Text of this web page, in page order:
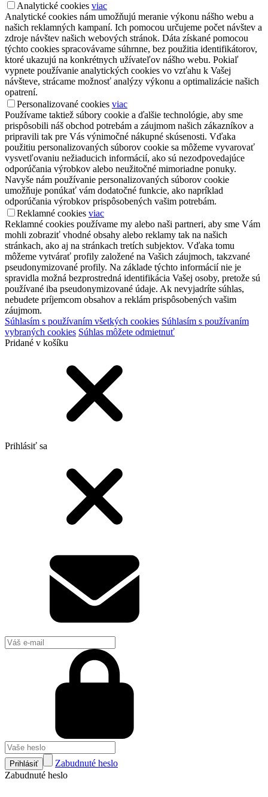
Analytické cookies viac
Analytické cookies nám umožňujú meranie výkonu nášho webu a
našich reklamných kampaní. Ich pomocou určujeme počet návštev a
zdroje návštev našich webových stránok. Dáta získané pomocou
týchto cookies spracovávame súhrnne, bez použitia identifikátorov,
ktoré ukazujú na konkrétnych užívateľov nášho webu. Pokiaľ
vypnete používanie analytických cookies vo vzťahu k Vašej
návšteve, strácame možnosť analýzy výkonu a optimalizácie našich
opatrení.
Personalizované cookies viac
Používame taktiež súbory cookie a ďalšie technológie, aby sme
prispôsobili náš obchod potrebám a záujmom našich zákazníkov a
pripravili tak pre Vás výnimočné nákupné skúsenosti. Vďaka
použitiu personalizovaných súborov cookie sa môžeme vyvarovať
vysvetľovaniu nežiaducich informácií, ako sú nezodpovedajúce
odporúčania výrobkov alebo neužitočné mimoriadne ponuky.
Navyše nám používanie personalizovaných súborov cookie
umožňuje ponúkať vám dodatočné funkcie, ako napríklad
odporúčania výrobkov prispôsobených vašim potrebám.
Reklamné cookies viac
Reklamné cookies používame my alebo naši partneri, aby sme Vám
mohli zobraziť vhodné obsahy alebo reklamy tak na našich
stránkach, ako aj na stránkach tretích subjektov. Vďaka tomu
môžeme vytvárať profily založené na Vašich záujmoch, takzvané
pseudonymizované profily. Na základe týchto informácií nie je
spravidla možná bezprostredná identifikácia Vašej osoby, pretože sú
používané iba pseudonymizované údaje. Ak nevyjadríte súhlas,
nebudete príjemcom obsahov a reklám prispôsobených vašim
záujmom.
Súhlasím s používaním všetkých cookies Súhlasím s používaním
vybraných cookies Súhlas môžete odmietnuť
Pridané v košíku
Prihlásiť sa
Prihlásiť
Zabudnuté heslo
Zabudnuté heslo